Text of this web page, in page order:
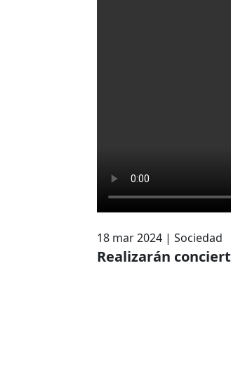
18 mar 2024 | Sociedad
Realizarán